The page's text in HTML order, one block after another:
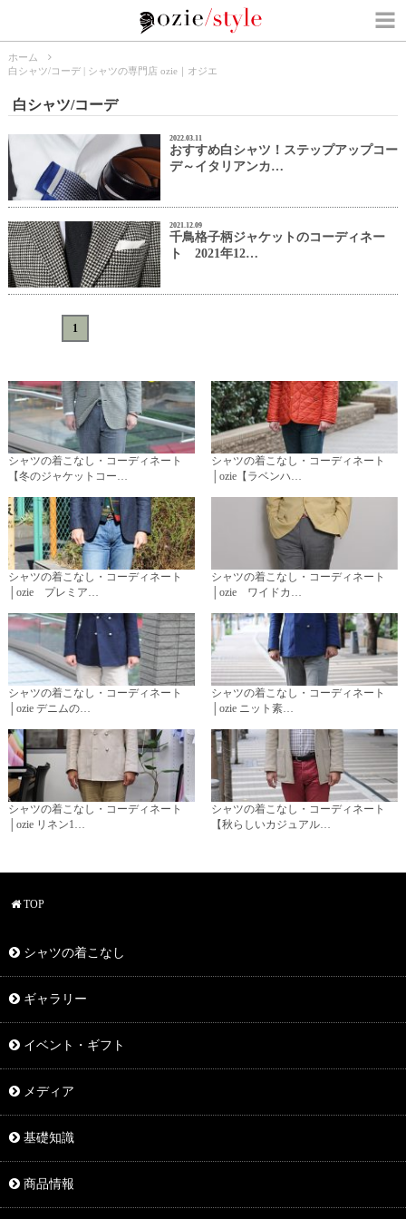
ホーム
白シャツ/コーデ | シャツの専門店 ozie｜オジエ
白シャツ/コーデ
2022.03.11
おすすめ白シャツ！ステップアップコー
デ～イタリアンカ…
2021.12.09
千鳥格子柄ジャケットのコーディネー
ト 2021年12…
1
シャツの着こなし・コーディネート
【冬のジャケットコー…
シャツの着こなし・コーディネート
│ozie【ラベンハ…
シャツの着こなし・コーディネート
│ozie プレミア…
シャツの着こなし・コーディネート
│ozie ワイドカ…
シャツの着こなし・コーディネート
│ozie デニムの…
シャツの着こなし・コーディネート
│ozie ニット素…
シャツの着こなし・コーディネート
│ozie リネン1…
シャツの着こなし・コーディネート
【秋らしいカジュアル…
TOP
シャツの着こなし
ギャラリー
イベント・ギフト
メディア
基礎知識
商品情報